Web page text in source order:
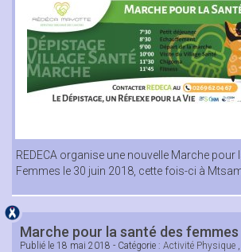
REDECA organise une nouvelle Marche pour
Femmes le 30 juin 2018, cette fois-ci à
Marche pour la santé des
Publié le 18 mai 2018 - Catégorie : Activité Physique ,